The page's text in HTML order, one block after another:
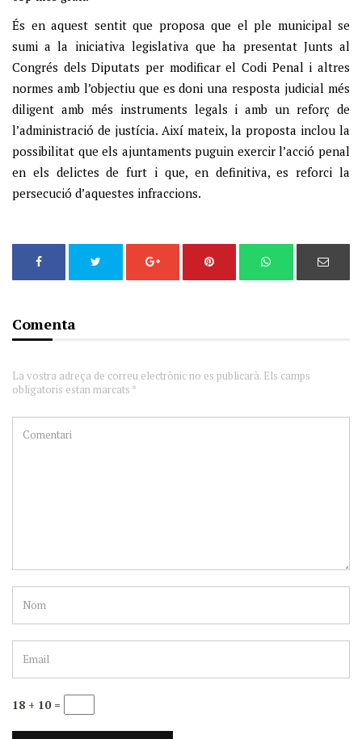
És en aquest sentit que proposa que el ple municipal se
sumi a la iniciativa legislativa que ha presentat Junts al
Congrés dels Diputats per modificar el Codi Penal i altres
normes amb l’objectiu que es doni una resposta judicial més
diligent amb més instruments legals i amb un reforç de
l’administració de justícia. Així mateix, la proposta inclou la
possibilitat que els ajuntaments puguin exercir l’acció penal
en els delictes de furt i que, en definitiva, es reforci la
persecució d’aquestes infraccions.
Comenta
La vostra adreça de correu electrònic no es publicarà. Els camps
obligatoris estan marcats *
18 + 10 =